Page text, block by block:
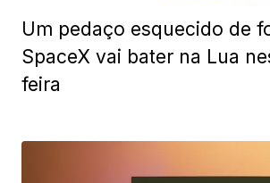
Um pedaço esquecido de
SpaceX vai bater na Lua
feira